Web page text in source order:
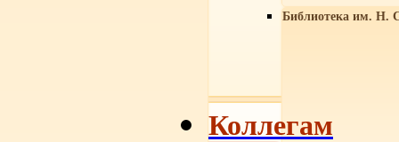
Библиотека им. Н.
Коллегам